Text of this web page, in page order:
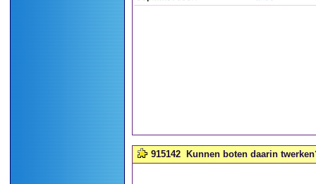
915142 Kunnen boten daarin